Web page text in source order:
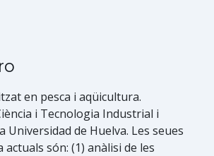
en pesca i aqüicultura.
i Tecnologia Industrial i
Universidad de Huelva. Les seues
actuals són: (1) anàlisi de les